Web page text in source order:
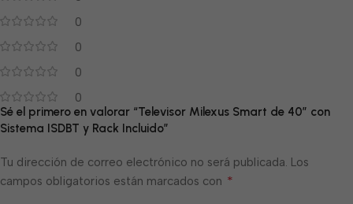
0
0
0
0
Sé el primero en valorar “Televisor Milexus Smart de 40″ con
Sistema ISDBT y Rack Incluido”
Tu dirección de correo electrónico no será publicada. Los
campos obligatorios están marcados con *